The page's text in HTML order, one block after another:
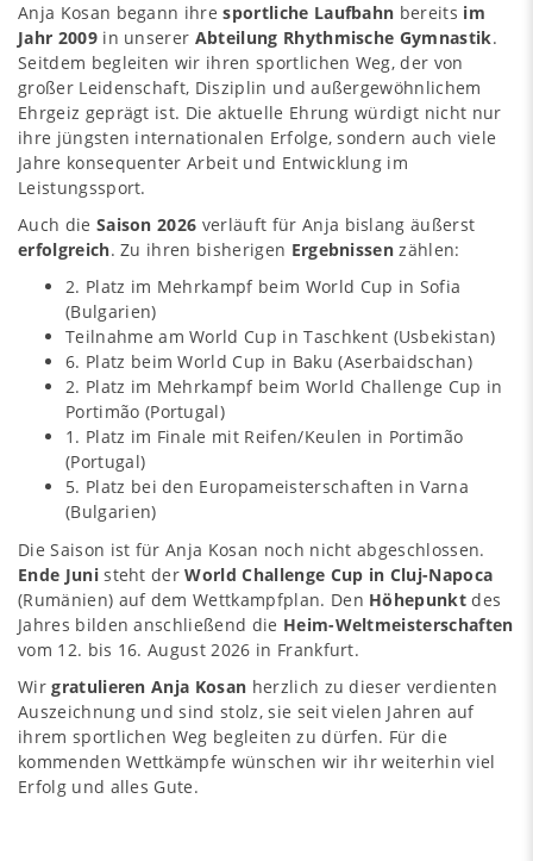
Anja Kosan begann ihresportliche Laufbahn bereits im
Jahr 2009in unserer Abteilung Rhythmische Gymnastik.
Seitdem begleiten wir ihren sportlichen Weg, der von
großer Leidenschaft, Disziplin und außergewöhnlichem
Ehrgeiz geprägt ist. Die aktuelle Ehrung würdigt nicht nur
ihre jüngsten internationalen Erfolge, sondern auch viele
Jahre konsequenter Arbeit und Entwicklung im
Leistungssport.
Auch die Saison 2026 verläuft für Anja bislang äußerst
erfolgreich. Zu ihren bisherigen Ergebnissenzählen:
2. Platz im Mehrkampf beim World Cup in Sofia
(Bulgarien)
Teilnahme am World Cup in Taschkent (Usbekistan)
6. Platz beim World Cup in Baku (Aserbaidschan)
2. Platz im Mehrkampf beim World Challenge Cup in
Portimão (Portugal)
1. Platz im Finale mit Reifen/Keulen in Portimão
(Portugal)
5. Platz bei den Europameisterschaften in Varna
(Bulgarien)
Die Saison ist für Anja Kosan noch nicht abgeschlossen.
Ende Junisteht derWorld Challenge Cup in Cluj-Napoca
(Rumänien) auf dem Wettkampfplan. Den Höhepunktdes
Jahres bilden anschließend die Heim-Weltmeisterschaften
vom 12. bis 16. August 2026 in Frankfurt.
Wirgratulieren Anja Kosan herzlich zu dieser verdienten
Auszeichnung und sind stolz, sie seit vielen Jahren auf
ihrem sportlichen Weg begleiten zu dürfen. Für die
kommenden Wettkämpfe wünschen wir ihr weiterhin viel
Erfolg und alles Gute.